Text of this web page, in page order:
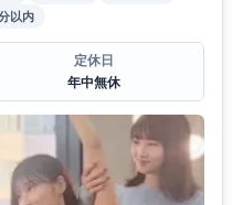
以内
定休日
年中無休